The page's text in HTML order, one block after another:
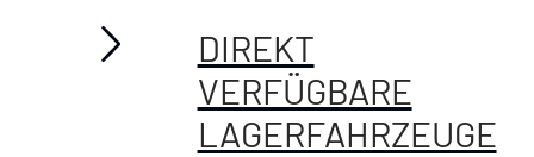
DIREKT
VERFÜGBARE
LAGERFAHRZEUGE